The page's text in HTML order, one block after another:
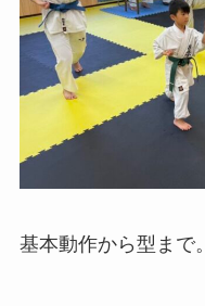
基本動作から型まで。